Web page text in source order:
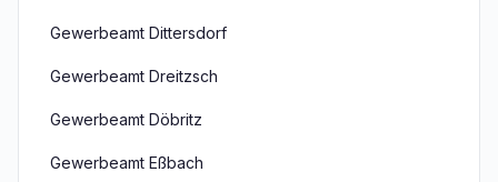
Gewerbeamt Dittersdorf
Gewerbeamt Dreitzsch
Gewerbeamt Döbritz
Gewerbeamt Eßbach